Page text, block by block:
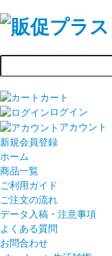
カート
ログイン
アカウント
新規会員登録
ホーム
商品一覧
ご利用ガイド
ご注文の流れ
データ入稿・注意事項
よくある質問
お問合わせ